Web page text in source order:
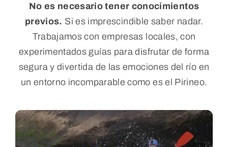
No es necesario tener conocimientos
previos. Si es imprescindible saber nadar.
Trabajamos con empresas locales, con
experimentados guías para disfrutar de forma
segura y divertida de las emociones del río en
un entorno incomparable como es el Pirineo.